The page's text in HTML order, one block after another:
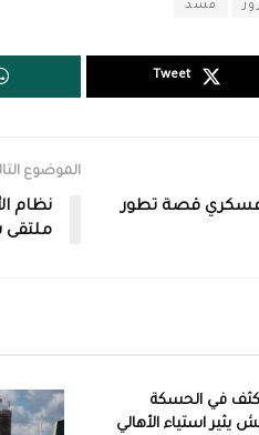
قسد
Tweet
عسكري قصة تطور
الموضوع
نظام
ملتقى
في الحسكة
يثير استياء الأهالي